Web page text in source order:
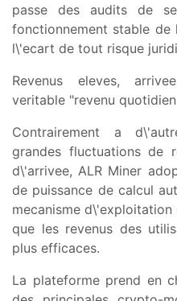
passe des audits de
fonctionnement stable
l\'ecart de tout risque
Revenus eleves,
veritable "revenu
Contrairement a
grandes fluctuations de
d\'arrivee, ALR Miner
de puissance de calcul
mecanisme
que les revenus des
plus efficaces.
La plateforme prend en